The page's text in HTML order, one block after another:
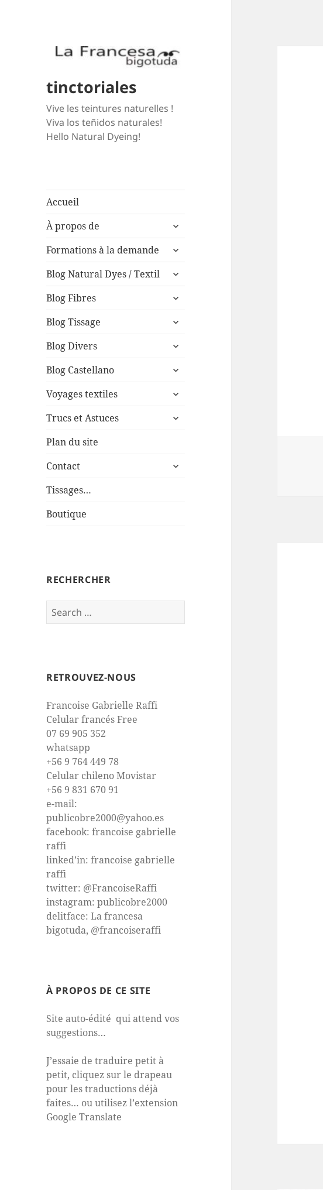
tinctoriales
Vive les teintures naturelles !
Viva los teñidos naturales!
Hello Natural Dyeing!
Accueil
À propos de
expand
menu
Formations à la demande
expand
menu
Blog Natural Dyes / Textil
expand
menu
Blog Fibres
expand
menu
Blog Tissage
expand
menu
Blog Divers
expand
menu
Blog Castellano
expand
menu
Voyages textiles
expand
menu
Trucs et Astuces
expand
Plan du site
Contact
expand
Tissages…
Boutique
RECHERCHER
Search
for:
RETROUVEZ-NOUS
Francoise Gabrielle Raffi
Celular francés Free
07 69 905 352
whatsapp
+56 9 764 449 78
Celular chileno Movistar
+56 9 831 670 91
e-mail:
publicobre2000@yahoo.es
facebook: francoise gabrielle
raffi
linked’in: francoise gabrielle
raffi
twitter: @FrancoiseRaffi
instagram: publicobre2000
delitface: La francesa
bigotuda, @francoiseraffi
À PROPOS DE CE SITE
Site auto-édité qui attend vos
suggestions…
J’essaie de traduire petit à
petit, cliquez sur le drapeau
pour les traductions déjà
faites… ou utilisez l’extension
Google Translate